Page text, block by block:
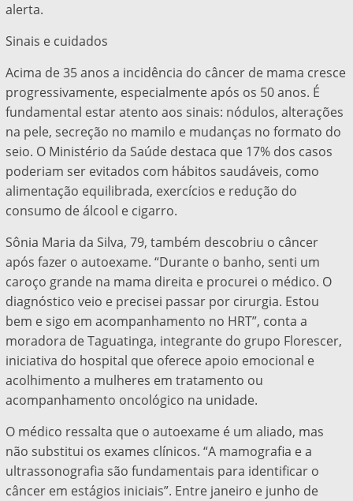
alerta.
Sinais e cuidados
Acima de 35 anos a incidência do câncer de mama cresce
progressivamente, especialmente após os 50 anos. É
fundamental estar atento aos sinais: nódulos, alterações
na pele, secreção no mamilo e mudanças no formato do
seio. O Ministério da Saúde destaca que 17% dos casos
poderiam ser evitados com hábitos saudáveis, como
alimentação equilibrada, exercícios e redução do
consumo de álcool e cigarro.
Sônia Maria da Silva, 79, também descobriu o câncer
após fazer o autoexame. “Durante o banho, senti um
caroço grande na mama direita e procurei o médico. O
diagnóstico veio e precisei passar por cirurgia. Estou
bem e sigo em acompanhamento no HRT”, conta a
moradora de Taguatinga, integrante do grupo Florescer,
iniciativa do hospital que oferece apoio emocional e
acolhimento a mulheres em tratamento ou
acompanhamento oncológico na unidade.
O médico ressalta que o autoexame é um aliado, mas
não substitui os exames clínicos. “A mamografia e a
ultrassonografia são fundamentais para identificar o
câncer em estágios iniciais”. Entre janeiro e junho de